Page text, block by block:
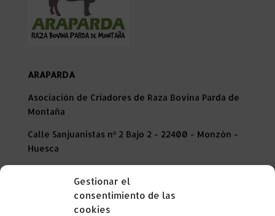
Gestionar el
consentimiento de las
cookies
ARAPARDA
Asociación de Criadores de Raza Bovina Parda de
Montaña
Calle Sanjuanistas nº 2 Bajo 2 - 22400 - Monzón -
Huesca